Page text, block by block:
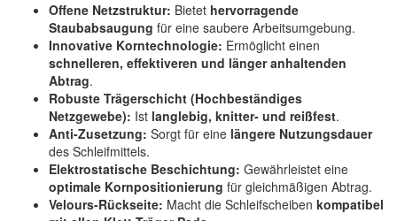
Offene Netzstruktur: Bietet hervorragende
Staubabsaugung für eine saubere Arbeitsumgebung.
Innovative Korntechnologie: Ermöglicht einen
schnelleren, effektiveren und länger anhaltenden
Abtrag.
Robuste Trägerschicht (Hochbeständiges
Netzgewebe): Ist langlebig, knitter- und reißfest.
Anti-Zusetzung: Sorgt für eine längere Nutzungsdauer
des Schleifmittels.
Elektrostatische Beschichtung: Gewährleistet eine
optimale Kornpositionierung für gleichmäßigen Abtrag.
Velours-Rückseite: Macht die Schleifscheiben kompatibel